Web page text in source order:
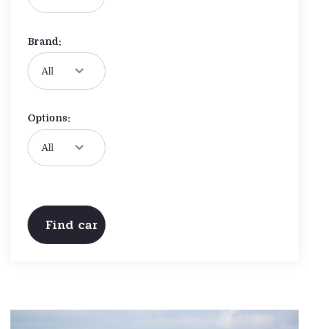
Brand:
Options: